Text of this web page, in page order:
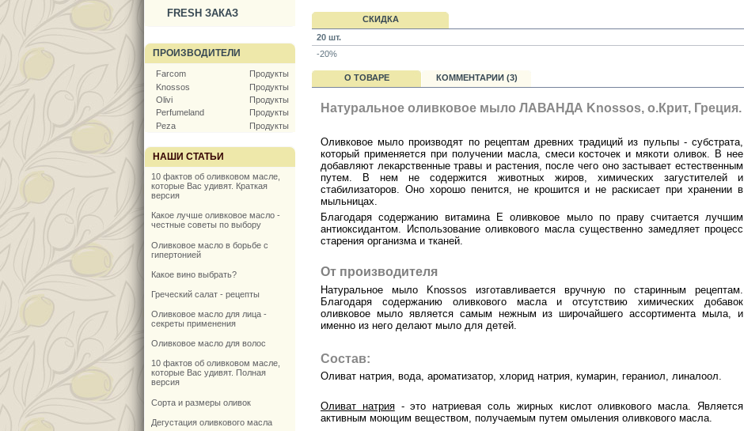
FRESH ЗАКАЗ
ПРОИЗВОДИТЕЛИ
Farcom
Продукты
Knossos
Продукты
Olivi
Продукты
Perfumeland
Продукты
Peza
Продукты
НАШИ СТАТЬИ
10 фактов об оливковом масле,
которые Вас удивят. Краткая
версия
Какое лучше оливковое масло -
честные советы по выбору
Оливковое масло в борьбе с
гипертонией
Какое вино выбрать?
Греческий салат - рецепты
Оливковое масло для лица -
секреты применения
Оливковое масло для волос
10 фактов об оливковом масле,
которые Вас удивят. Полная
версия
Сорта и размеры оливок
Дегустация оливкового масла
СКИДКА
20 шт.
-20%
О ТОВАРЕ КОММЕНТАРИИ (3)
Натуральное оливковое мыло ЛАВАНДА Knossos, о.Крит, Греция.
Оливковое мыло производят по рецептам древних традиций из пульпы - субстрата,
который применяется при получении масла, смеси косточек и мякоти оливок. В нее
добавляют лекарственные травы и растения, после чего оно застывает естественным
путем. В нем не содержится животных жиров, химических загустителей и
стабилизаторов. Оно хорошо пенится, не крошится и не раскисает при хранении в
мыльницах.
Благодаря содержанию витамина Е оливковое мыло по праву считается лучшим
антиоксидантом. Использование оливкового масла существенно замедляет процесс
старения организма и тканей.
От производителя
Натуральное мыло Knossos изготавливается вручную по старинным рецептам.
Благодаря содержанию оливкового масла и отсутствию химических добавок
оливковое мыло является самым нежным из широчайшего ассортимента мыла, и
именно из него делают мыло для детей.
Состав:
Оливат натрия, вода, ароматизатор, хлорид натрия, кумарин, гераниол, линалоол.
Оливат натрия- это натриевая соль жирных кислот оливкового масла. Является
активным моющим веществом, получаемым путем омыления оливкового масла.